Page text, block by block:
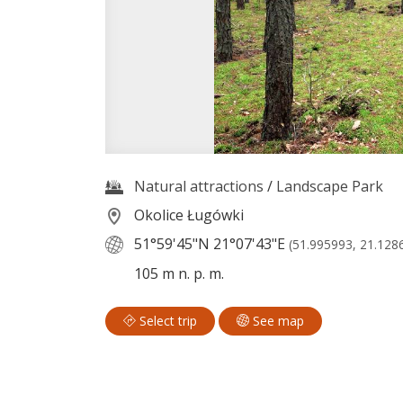
Natural attractions / Landscape Park
Okolice Ługówki
51°59'45"N 21°07'43"E (51.995993,
105 m n. p. m.
Select trip See map